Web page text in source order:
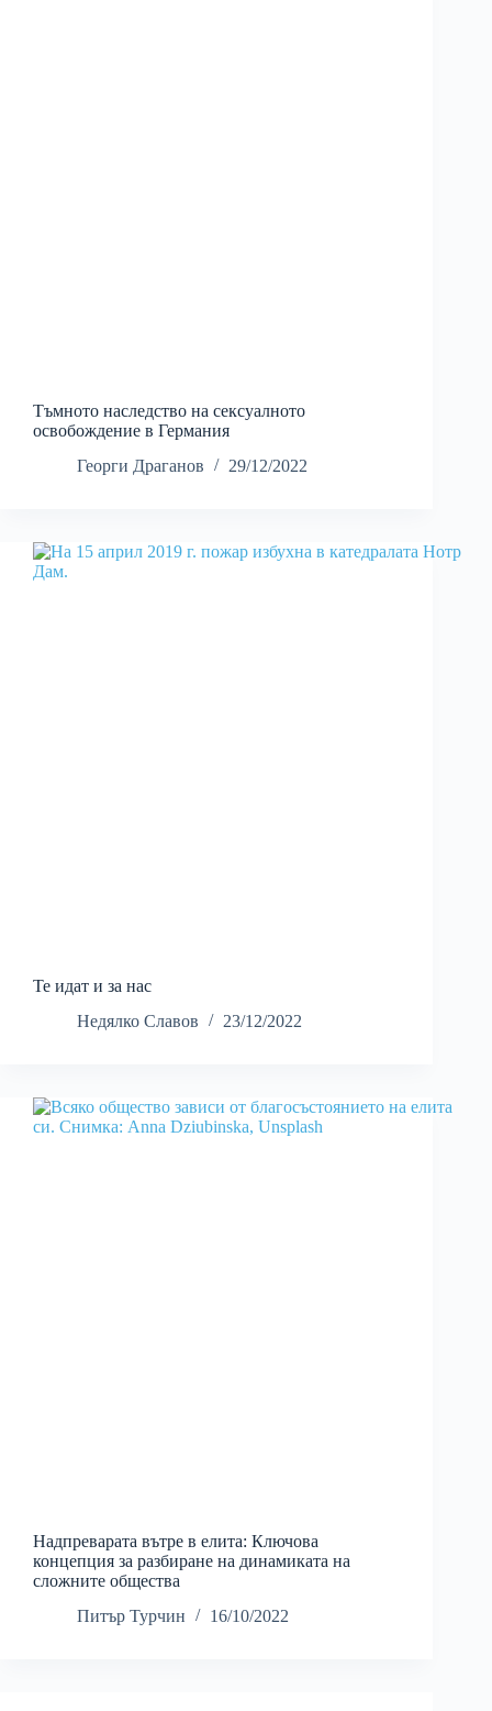
Тъмното наследство на сексуалното
освобождение в Германия
Георги Драганов
29/12/2022
Те идат и за нас
Недялко Славов
23/12/2022
Надпреварата вътре в елита: Ключова
концепция за разбиране на динамиката на
сложните общества
Питър Турчин
16/10/2022